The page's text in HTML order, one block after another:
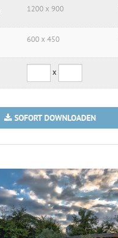
1200 x 900
600 x 450
x
SOFORT DOWNLOADEN